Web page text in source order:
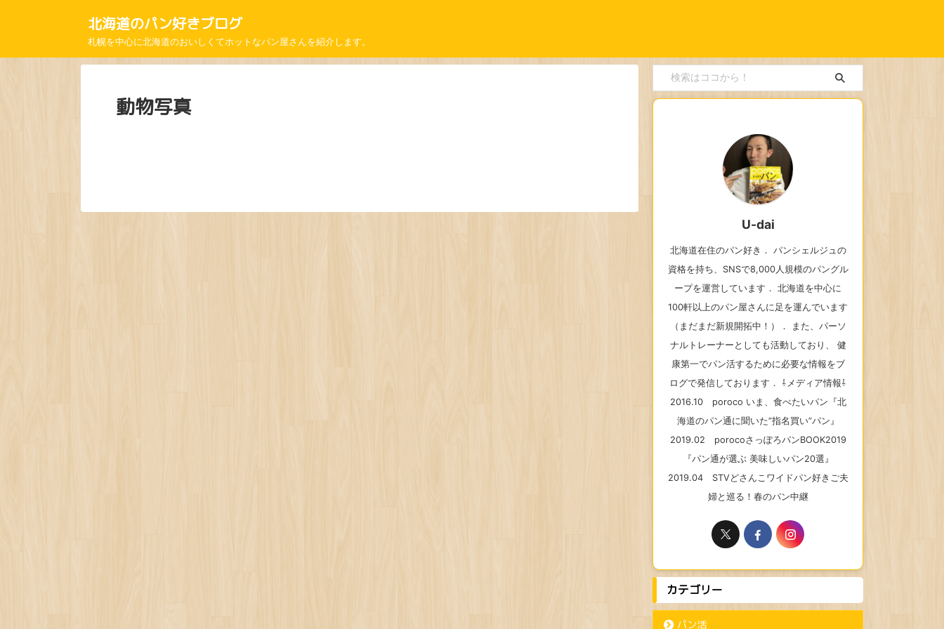
北海道のパン好きブログ
札幌を中心に北海道のおいしくてホットなパン屋さんを紹介します。
動物写真
U-dai
北海道在住のパン好き． パンシェルジュの
資格を持ち、SNSで8,000人規模のパングル
ープを運営しています． 北海道を中心に
100軒以上のパン屋さんに足を運んでいます
（まだまだ新規開拓中！）． また、パーソ
ナルトレーナーとしても活動しており、 健
康第一でパン活するために必要な情報をブ
ログで発信しております． ⇩メディア情報⇩
2016.10 poroco いま、食べたいパン『北
海道のパン通に聞いた”指名買い”パン』
2019.02 porocoさっぽろパンBOOK2019
『パン通が選ぶ 美味しいパン20選』
2019.04 STVどさんこワイドパン好きご夫
婦と巡る！春のパン中継
カテゴリー
パン活